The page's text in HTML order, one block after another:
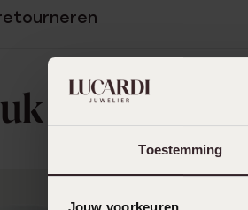
Toestemming
voor jou